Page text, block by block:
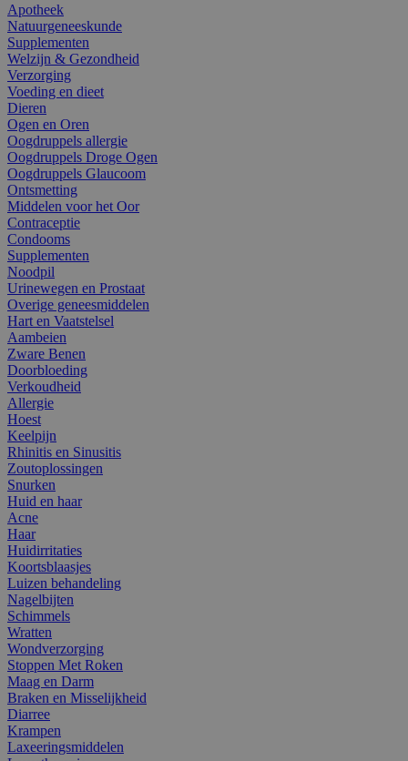
Apotheek
Natuurgeneeskunde
Supplementen
Welzijn & Gezondheid
Verzorging
Voeding en dieet
Dieren
Ogen en Oren
Oogdruppels allergie
Oogdruppels Droge Ogen
Oogdruppels Glaucoom
Ontsmetting
Middelen voor het Oor
Contraceptie
Condooms
Supplementen
Noodpil
Urinewegen en Prostaat
Overige geneesmiddelen
Hart en Vaatstelsel
Aambeien
Zware Benen
Doorbloeding
Verkoudheid
Allergie
Hoest
Keelpijn
Rhinitis en Sinusitis
Zoutoplossingen
Snurken
Huid en haar
Acne
Haar
Huidirritaties
Koortsblaasjes
Luizen behandeling
Nagelbijten
Schimmels
Wratten
Wondverzorging
Stoppen Met Roken
Maag en Darm
Braken en Misselijkheid
Diarree
Krampen
Laxeeringsmiddelen